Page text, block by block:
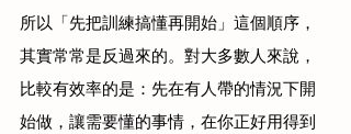
所以「先把訓練搞懂再開始」這個順序，
其實常常是反過來的。對大多數人來說，
比較有效率的是：先在有人帶的情況下開
始做，讓需要懂的事情，在你正好用得到